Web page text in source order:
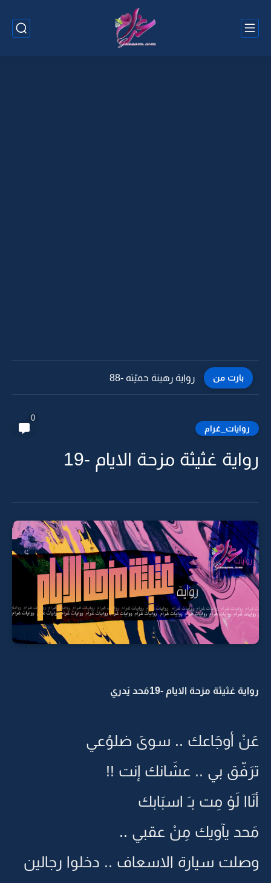
بارت من رواية رهينة حميّته -87
روايات_غرام
0
رواية غثيثة مزحة الايام -19
رواية غثيثة مزحة الايام -19مَحد يَدري
عَنْ أوجَاعك .. سوىَ ضلوُعي
ترَفّق بي .. عشَانك إنت !!
أنَاا لَوْ مِت بـَ اسبَابك
مَحد يآويك مِنْ عقبي ..
وصلت سيارة الاسعاف .. دخلوا رجالين